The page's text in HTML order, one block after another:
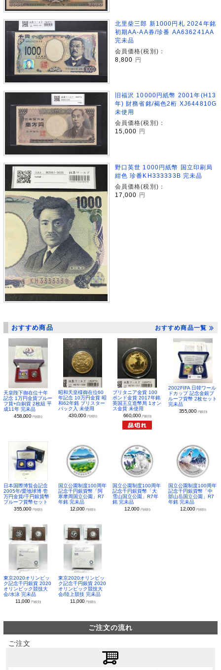
北里柴三郎 新1000円札 2024年銘
初期AA-AA券/珍番 AA636241AA
完未品
会員価格(税別)：
8,800 円
旧福沢 10000円紙幣 2001年(H13
年) 財務省銘/褐色2桁 XJ644810G
未使用
会員価格(税別)：
15,000
円
野口英世 1000円紙幣 国立印刷局
紺色 珍番KH333333B 完未品
会員価格(税別)：
17,000 円
おすすめ商品 おすすめ商品一覧
天皇陛下御在位十年
記念 1万円金貨プルー
フ貨+白銅貨 2枚組 平
成11年 完未品
458,000 円(税別)
昭和天皇様御在位60
年記念 10万円金貨 昭
和62年銘 ブリスター
パック入 未使用
430,000 円(税別)
ブリタニア金貨 100
ポンド金貨 2017年銘
英国王立造幣局 1オン
ス金貨 未使用
660,000 円(税別)
2002FIFA 日韓ワール
ドカップ 記念金銀プ
ルーフ貨幣 2枚セット
完未品
355,000 円(税別)
日本国際博覧会記念
2005年/愛地球博 壱
万円金貨/千円銀貨幣
プルーフ貨幣セット
355,000 円(税別)
国立公園制度100周年
記念千円銀貨幣「阿
寒摩周国立公園」R7
年銘 完未品
12,000 円(税別)
国立公園制度100周年
記念千円銀貨幣「大
雪山国立公園」R7年
銘 完未品
12,000 円(税別)
国立公園制度100周年
記念千円銀貨幣「中
部山岳国立公園」R7
年銘 完未品
12,000 円(税別)
東京2020オリンピッ
ク記念千円銀貨 2020
オリンピック競技大
会/水泳 完未品
11,000円(税別)
東京2020オリンピッ
ク記念千円銀貨 2020
オリンピック競技大
会/陸上競技 完未品
11,000 円(税別)
ご注文の流れ
ご注文